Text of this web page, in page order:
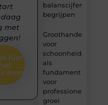
balanscijfers
begrijpen
Groothandel
voor
als
fundament
voor
professionele
groei
met
hier